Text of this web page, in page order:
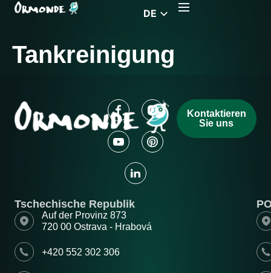
DE
CZ
RS
HU
EL
Tankreinigung
Kontaktieren
Sie uns
Tschechische Republik
Auf der Provinz 873
720 00 Ostrava - Hrabová
+420 552 302 306